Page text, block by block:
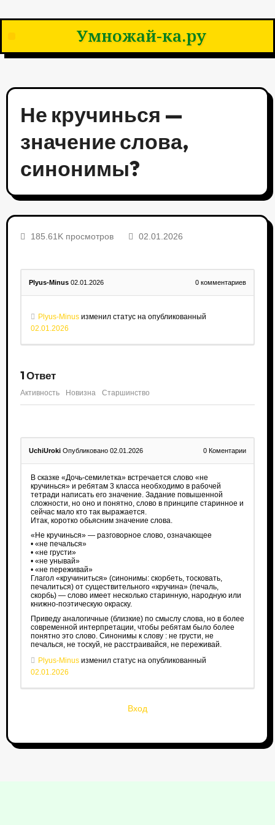
Умножай-ка.ру
Не кручинься —
значение слова,
синонимы?
185.61K просмотров 02.01.2026
Plyus-Minus 02.01.2026 0 комментариев
Plyus-Minusизменил статус на опубликованный
02.01.2026
1Ответ
Активность Новизна Старшинство
UchiUroki Опубликовано 02.01.2026 0 Коментарии
В сказке «Дочь-семилетка» встречается слово «не
кручинься» и ребятам 3 класса необходимо в рабочей
тетради написать его значение. Задание повышенной
сложности, но оно и понятно, слово в принципе старинное и
сейчас мало кто так выражается.
Итак, коротко обьясним значение слова.
«Не кручинься» — разговорное слово, означающее
• «не печалься»
• «не грусти»
• «не унывай»
• «не переживай»
Глагол «кручиниться» (синонимы: скорбеть, тосковать,
печалиться) от существительного «кручина» (печаль,
скорбь) — слово имеет несколько старинную, народную или
книжно‑поэтическую окраску.
Приведу аналогичные (близкие) по смыслу слова, но в более
современной интерпретации, чтобы ребятам было более
понятно это слово. Синонимы к слову : не грусти, не
печалься, не тоскуй, не расстраивайся, не переживай.
Plyus-Minusизменил статус на опубликованный
02.01.2026
Вход